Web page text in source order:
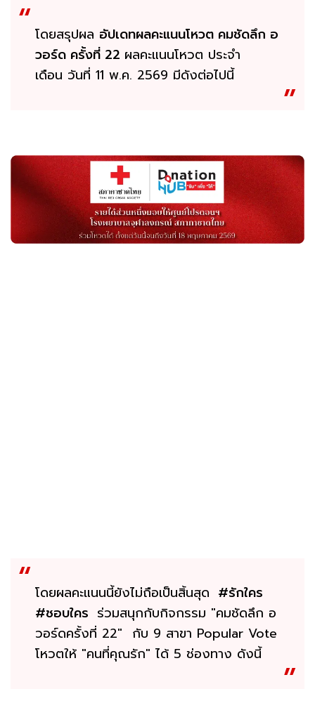
โดยสรุปผล อัปเดทผลคะแนนโหวต คมชัดลึก อ
วอร์ด ครั้งที่ 22 ผลคะแนนโหวต ประจำ
เดือน วันที่ 11 พ.ค. 2569 มีดังต่อไปนี้
โดยผลคะแนนนี้ยังไม่ถือเป็นสิ้นสุด #รักใคร
#ชอบใคร ร่วมสนุกกับกิจกรรม "คมชัดลึก อ
วอร์ดครั้งที่ 22" กับ 9 สาขา Popular Vote
โหวตให้ "คนที่คุณรัก" ได้ 5 ช่องทาง ดังนี้